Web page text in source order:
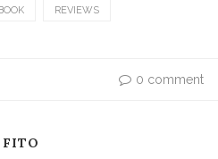
REVIEWS
0 comment
FITO